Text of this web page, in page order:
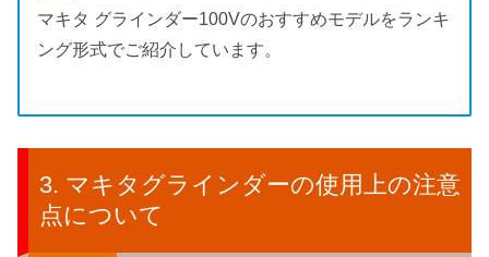
マキタ グラインダー100Vのおすすめモデルをランキ
ング形式でご紹介しています。
マキタグラインダーの使用上の注意
点について